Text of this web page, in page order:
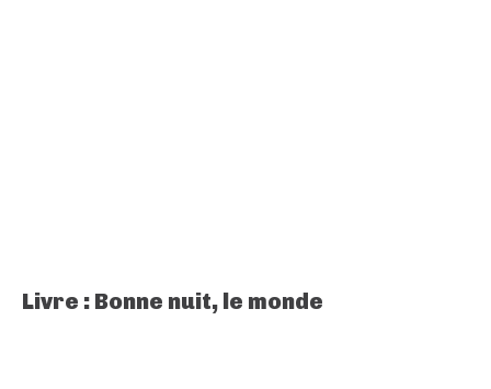
Livre : Bonne nuit, le monde